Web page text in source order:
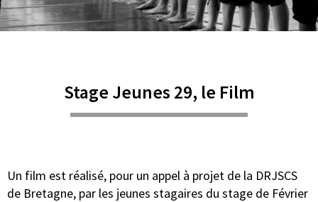
Stage Jeunes 29, le Film
Un film est réalisé, pour un appel à projet de la DRJSCS
de Bretagne, par les jeunes stagaires du stage de Février